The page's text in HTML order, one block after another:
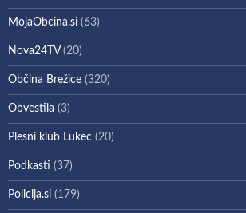
MojaObcina.si (63)
Nova24TV(20)
Občina Brežice (320)
Obvestila (3)
Plesni klub Lukec (20)
Podkasti (37)
Policija.si (179)